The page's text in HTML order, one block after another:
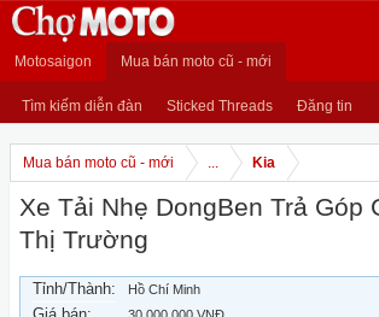
Motosaigon Mua bán moto cũ - mới
Tìm kiếm diễn đàn Sticked Threads Đăng tin
Mua bán moto cũ - mới ... Kia
Xe Tải Nhẹ DongBen Trả Góp
Thị Trường
Tỉnh/Thành: Hồ Chí Minh